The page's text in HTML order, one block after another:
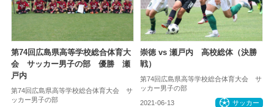
第74回広島県高等学校総合体育大
会 サッカー男子の部 優勝 瀬
戸内
第74回広島県高等学校総合体育大会 サ
ッカー男子の部
崇徳 vs 瀬戸内 高校総体（決勝
戦）
第74回広島県高等学校総合体育大会 サ
ッカー男子の部
2021-06-13 サッカー